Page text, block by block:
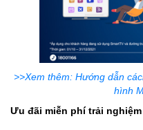
>>Xem thêm: Hướng dẫn
hình
Ưu đãi miễn phí trải